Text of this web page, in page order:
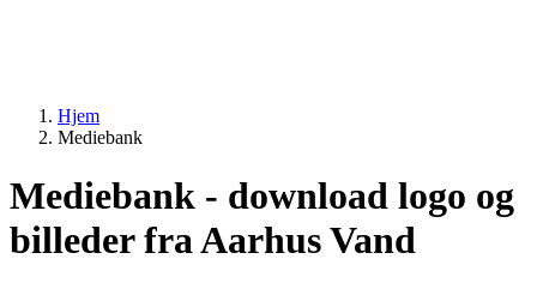
Hjem
Mediebank
Mediebank - download logo og
billeder fra Aarhus Vand